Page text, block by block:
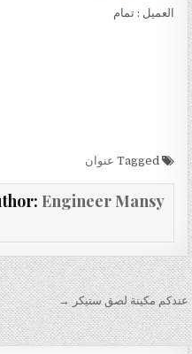
العميل : تمام
Tagged عنوان
Engineer Mansy
تصفّح المقالات
عندكم مكينة لصق ستيكر →